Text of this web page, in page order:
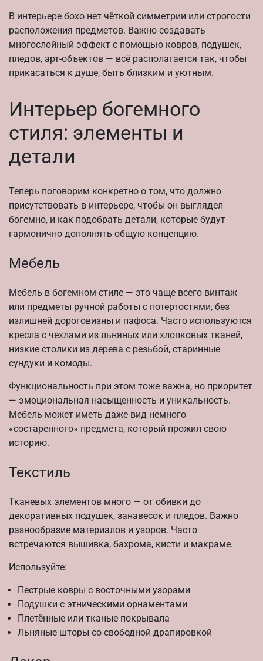
В интерьере бохо нет чёткой симметрии или строгости
расположения предметов. Важно создавать
многослойный эффект с помощью ковров, подушек,
пледов, арт-объектов — всё располагается так, чтобы
прикасаться к душе, быть близким и уютным.
Интерьер богемного
стиля: элементы и
детали
Теперь поговорим конкретно о том, что должно
присутствовать в интерьере, чтобы он выглядел
богемно, и как подобрать детали, которые будут
гармонично дополнять общую концепцию.
Мебель
Мебель в богемном стиле — это чаще всего винтаж
или предметы ручной работы с потертостями, без
излишней дороговизны и пафоса. Часто используются
кресла с чехлами из льняных или хлопковых тканей,
низкие столики из дерева с резьбой, старинные
сундуки и комоды.
Функциональность при этом тоже важна, но приоритет
— эмоциональная насыщенность и уникальность.
Мебель может иметь даже вид немного
«состаренного» предмета, который прожил свою
историю.
Текстиль
Тканевых элементов много — от обивки до
декоративных подушек, занавесок и пледов. Важно
разнообразие материалов и узоров. Часто
встречаются вышивка, бахрома, кисти и макраме.
Используйте:
Пестрые ковры с восточными узорами
Подушки с этническими орнаментами
Плетённые или тканые покрывала
Льняные шторы со свободной драпировкой